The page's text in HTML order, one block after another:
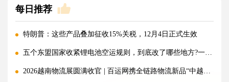
每日推荐
特朗普：这些产品叠加征收15%关税，12月4日正式生效
五个东盟国家收紧锂电池空运规则，到底改了哪些地方?一文讲清!
2026越南物流展圆满收官 | 百运网携全链路物流新品“中越美专线”强势出圈！